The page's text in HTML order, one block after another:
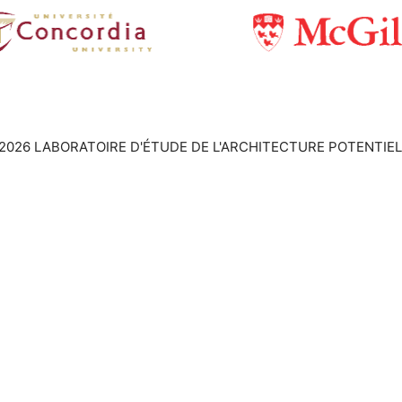
LABORATOIRE D'ÉTUDE DE L'ARCHITECTURE